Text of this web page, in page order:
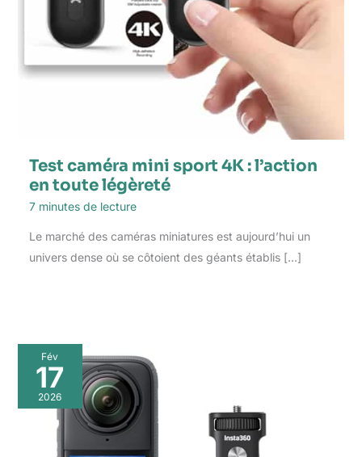
Test caméra mini sport 4K : l’action
en toute légèreté
7 minutes de lecture
Le marché des caméras miniatures est aujourd’hui un
univers dense où se côtoient des géants établis […]
Fév
17
2026